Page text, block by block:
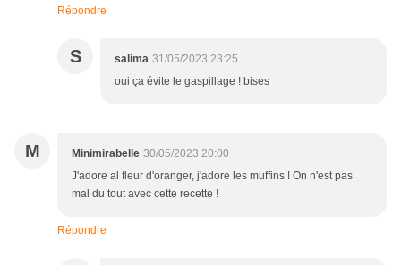
Répondre
S salima 31/05/2023 23:25
oui ça évite le gaspillage ! bises
M Minimirabelle 30/05/2023 20:00
J'adore al fleur d'oranger, j'adore les muffins ! On n'est pas
mal du tout avec cette recette !
Répondre